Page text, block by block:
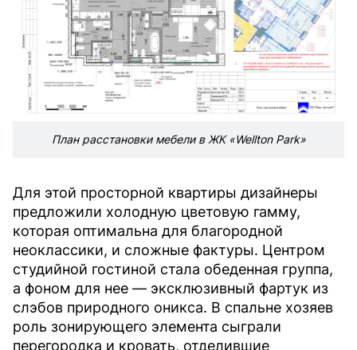
План расстановки мебели в ЖК «Wellton Park»
Для этой просторной квартиры дизайнеры
предложили холодную цветовую гамму,
которая оптимальна для благородной
неоклассики, и сложные фактуры. Центром
студийной гостиной стала обеденная группа,
а фоном для нее — эксклюзивный фартук из
слэбов природного оникса. В спальне хозяев
роль зонирующего элемента сыграли
перегородка и кровать, отделившие